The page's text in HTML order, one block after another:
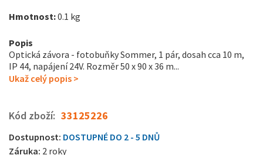
Hmotnost:0.1 kg
Popis
Optická závora - fotobuňky Sommer, 1 pár, dosah cca 10 m,
IP 44, napájení 24V. Rozměr 50 x 90 x 36 m...
Ukaž celý popis >
Kód zboží: 33125226
Dostupnost: DOSTUPNÉ DO 2 - 5 DNŮ
Záruka: 2 roky